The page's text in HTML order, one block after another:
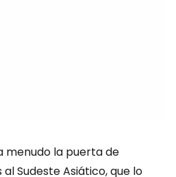
menudo la puerta de
Sudeste Asiático, que lo